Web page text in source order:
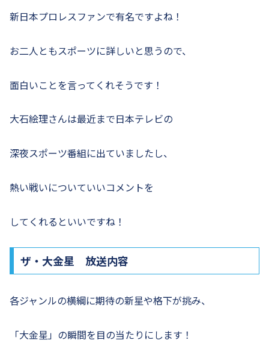
新日本プロレスファンで有名ですよね！
お二人ともスポーツに詳しいと思うので、
面白いことを言ってくれそうです！
大石絵理さんは最近まで日本テレビの
深夜スポーツ番組に出ていましたし、
熱い戦いについていいコメントを
してくれるといいですね！
ザ・大金星 放送内容
各ジャンルの横綱に期待の新星や格下が挑み、
「大金星」の瞬間を目の当たりにします！